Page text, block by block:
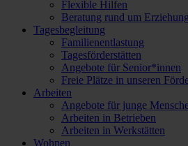
Flexible Hilfen
Beratung rund um
Tagesbegleitung
Familienentlastung
Tagesförderstätten
Angebote für Senior*innen
Freie Plätze in unseren
Arbeiten
Angebote für junge
Arbeiten in Betrieben
Arbeiten in Werkstätten
Wohnen